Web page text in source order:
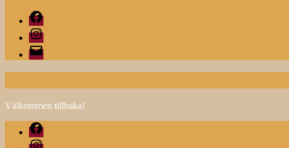
Facebook
Instagram
E-
post
Välkommen tillbaka!
Facebook
Instagram